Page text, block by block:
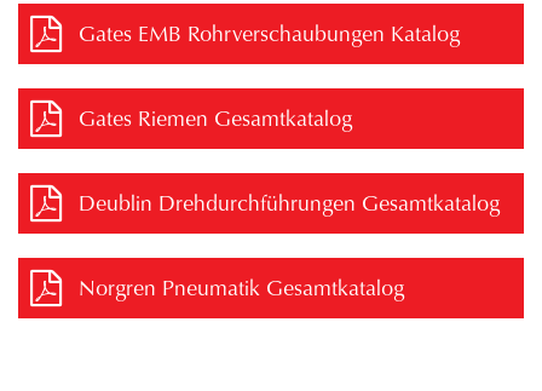
Gates EMB Rohrverschaubungen Katalog
Gates Riemen Gesamtkatalog
Deublin Drehdurchführungen Gesamtkatalog
Norgren Pneumatik Gesamtkatalog